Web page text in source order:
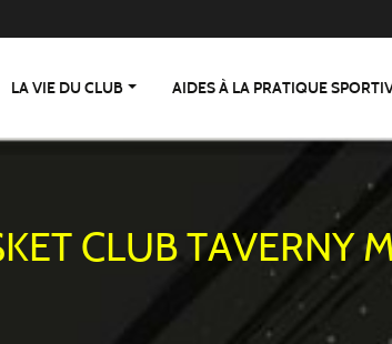
LA VIE DU CLUB AIDES À LA PRATIQUE
CLUB TAVERNY